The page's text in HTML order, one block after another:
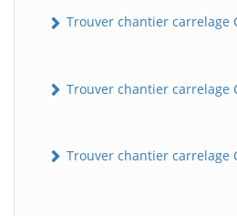
Trouver chantier carrelage
Trouver chantier carrelage
Trouver chantier carrelage